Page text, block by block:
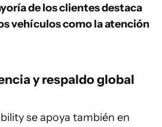
de los clientes destaca
vehículos como la atención
y respaldo global
se apoya también en